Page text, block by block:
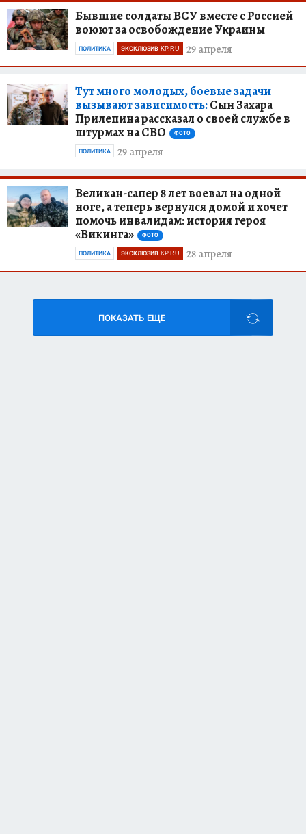
Бывшие солдаты ВСУ вместе с Россией
воюют за освобождение Украины
29 апреля
ПОЛИТИКА ЭКСКЛЮЗИВ KP.RU
Тут много молодых, боевые задачи
вызывают зависимость:Сын Захара
Прилепина рассказал о своей службе в
штурмах на СВО
ФОТО
29 апреля
ПОЛИТИКА
Великан-сапер 8 лет воевал на одной
ноге, а теперь вернулся домой и хочет
помочь инвалидам: история героя
«Викинга»
ФОТО
28 апреля
ПОЛИТИКА ЭКСКЛЮЗИВ KP.RU
ПОКАЗАТЬ ЕЩЕ